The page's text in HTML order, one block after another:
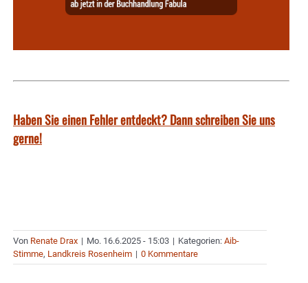
Haben Sie einen Fehler entdeckt? Dann schreiben Sie uns
gerne!
Von Renate Drax | Mo. 16.6.2025 - 15:03 | Kategorien: Aib-
Stimme, Landkreis Rosenheim | 0 Kommentare